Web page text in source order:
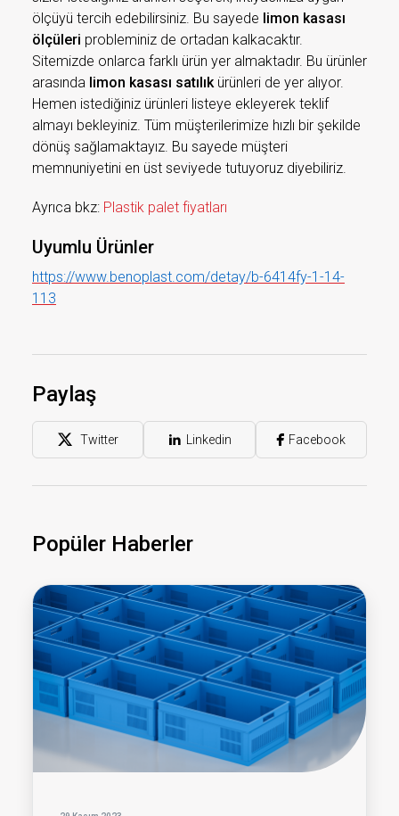
ölçüyü tercih edebilirsiniz. Bu sayede limon kasası
ölçüleri probleminiz de ortadan kalkacaktır.
Sitemizde onlarca farklı ürün yer almaktadır. Bu ürünler
arasında limon kasası satılık ürünleri de yer alıyor.
Hemen istediğiniz ürünleri listeye ekleyerek teklif
almayı bekleyiniz. Tüm müşterilerimize hızlı bir şekilde
dönüş sağlamaktayız. Bu sayede müşteri
memnuniyetini en üst seviyede tutuyoruz diyebiliriz.
Ayrıca bkz: Plastik palet fiyatları
Uyumlu Ürünler
https://www.benoplast.com/detay/b-6414fy-1-14-
113
Paylaş
Twitter Linkedin Facebook
Popüler Haberler